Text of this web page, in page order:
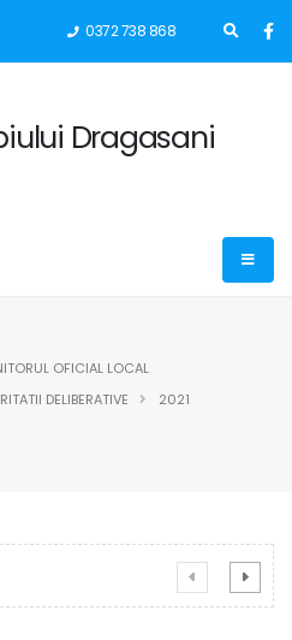
0372 738 868
Dragasani
OFICIAL LOCAL
DELIBERATIVE
2021